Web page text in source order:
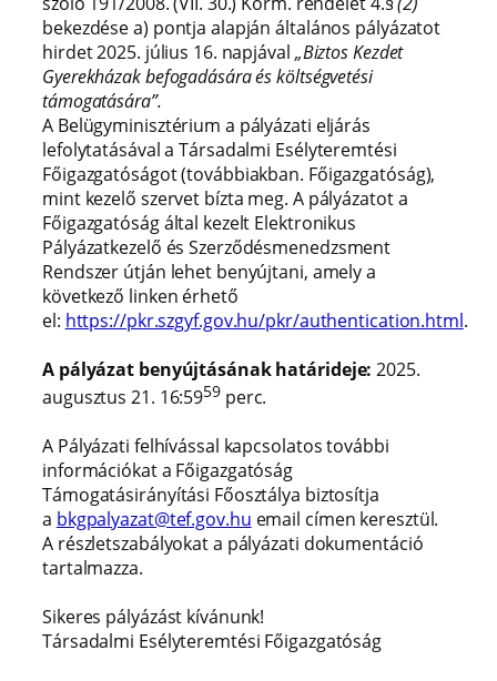
bekezdése a) pontja alapján általános pályázatot
hirdet 2025. július 16. napjával „Biztos Kezdet
Gyerekházak befogadására és költségvetési
támogatására”.
A Belügyminisztérium a pályázati eljárás
lefolytatásával a Társadalmi Esélyteremtési
Főigazgatóságot (továbbiakban. Főigazgatóság),
mint kezelő szervet bízta meg. A pályázatot a
Főigazgatóság által kezelt Elektronikus
Pályázatkezelő és Szerződésmenedzsment
Rendszer útján lehet benyújtani, amely a
következő linken érhető
el: https://pkr.szgyf.gov.hu/pkr/authentication.html.
A pályázat benyújtásának határideje:2025.
augusztus 21. 16:5959perc.
A Pályázati felhívással kapcsolatos további
információkat a Főigazgatóság
Támogatásirányítási Főosztálya biztosítja
a bkgpalyazat@tef.gov.hu email címen keresztül.
A részletszabályokat a pályázati dokumentáció
tartalmazza.
Sikeres pályázást kívánunk!
Társadalmi Esélyteremtési Főigazgatóság